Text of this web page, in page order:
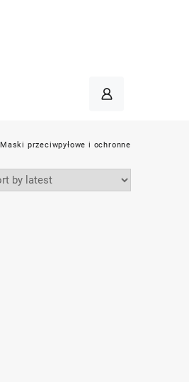
Maski przeciwpyłowe i ochronne